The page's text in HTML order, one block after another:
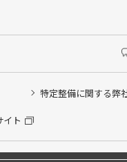
特定整備に関する弊
イト